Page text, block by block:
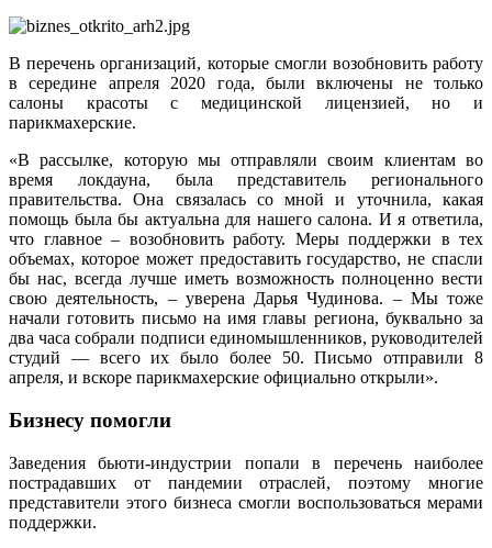
В перечень организаций, которые смогли возобновить работу
в середине апреля 2020 года, были включены не только
салоны красоты с медицинской лицензией, но и
парикмахерские.
«В рассылке, которую мы отправляли своим клиентам во
время локдауна, была представитель регионального
правительства. Она связалась со мной и уточнила, какая
помощь была бы актуальна для нашего салона. И я ответила,
что главное – возобновить работу. Меры поддержки в тех
объемах, которое может предоставить государство, не спасли
бы нас, всегда лучше иметь возможность полноценно вести
свою деятельность, – уверена Дарья Чудинова. – Мы тоже
начали готовить письмо на имя главы региона, буквально за
два часа собрали подписи единомышленников, руководителей
студий — всего их было более 50. Письмо отправили 8
апреля, и вскоре парикмахерские официально открыли».
Бизнесу помогли
Заведения бьюти-индустрии попали в перечень наиболее
пострадавших от пандемии отраслей, поэтому многие
представители этого бизнеса смогли воспользоваться мерами
поддержки.